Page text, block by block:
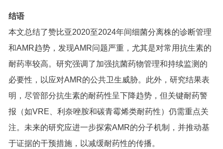
结语
本文总结了赞比亚2020至2024年间细菌分离株的诊断管理
和AMR趋势，发现AMR问题严重，尤其是对常用抗生素的
耐药率较高。研究强调了加强抗菌药物管理和持续监测的
必要性，以应对AMR的公共卫生威胁。此外，研究结果表
明，尽管部分抗生素的耐药性呈下降趋势，但关键耐药警
报（如VRE、利奈唑胺和碳青霉烯类耐药性）仍需重点关
注。未来的研究应进一步探索AMR的分子机制，并推动基
于证据的干预措施，以减缓耐药性的传播。